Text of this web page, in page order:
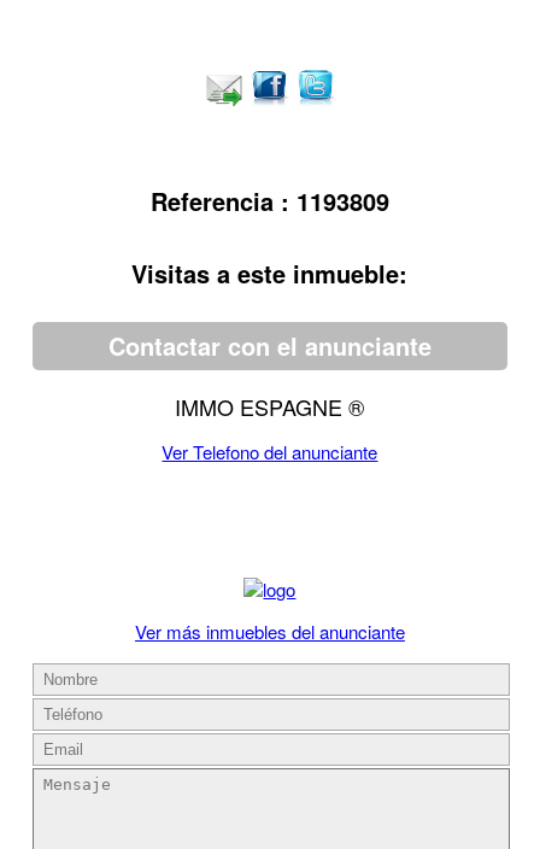
Referencia : 1193809
Visitas a este inmueble:
Contactar con el anunciante
IMMO ESPAGNE ®
Ver Telefono del anunciante
Ver más inmuebles del anunciante